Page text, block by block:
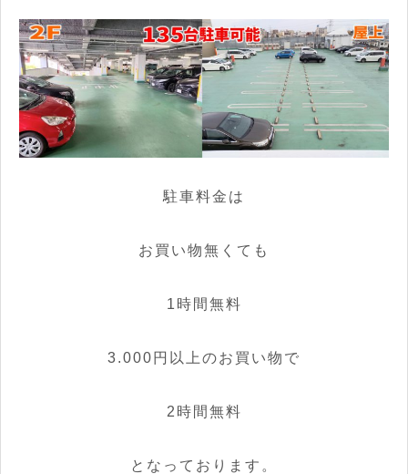
駐車料金は
お買い物無くても
1時間無料
3.000円以上のお買い物で
2時間無料
となっております。